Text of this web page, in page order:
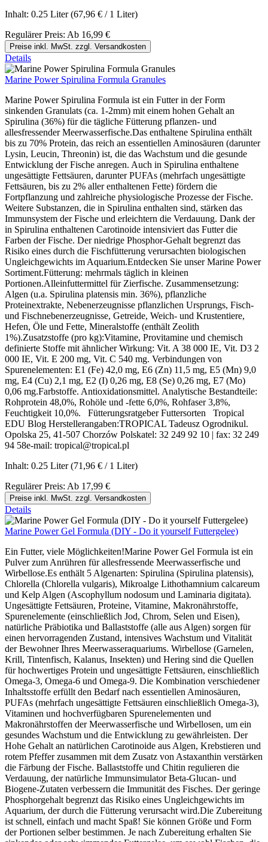
Inhalt: 0.25 Liter(67,96 € / 1 Liter)
Regulärer Preis: Ab 16,99 €
Preise inkl. MwSt. zzgl. Versandkosten
Details
Marine Power Spirulina Formula Granules
Marine Power Spirulina Formula ist ein Futter in der Form
sinkenden Granulats (ca. 1-2mm) mit einem hohen Gehalt an
Spirulina (36%) für die tägliche Fütterung pflanzen- und
allesfressender Meerwasserfische.Das enthaltene Spirulina enthält
bis zu 70% Protein, das reich an essentiellen Aminosäuren (darunter
Lysin, Leucin, Threonin) ist, die das Wachstum und die gesunde
Entwicklung der Fische anregen. Auch in Spirulina enthaltene
ungesättigte Fettsäuren, darunter PUFAs (mehrfach ungesättigte
Fettsäuren, bis zu 2% aller enthaltenen Fette) fördern die
Fortpflanzung und zahlreiche physiologische Prozesse der Fische.
Weitere Substanzen, die in Spirulina enthalten sind, stärken das
Immunsystem der Fische und erleichtern die Verdauung. Dank der
in Spirulina enthaltenen Carotinoide intensiviert das Futter die
Farben der Fische. Der niedrige Phosphor-Gehalt begrenzt das
Risiko eines durch die Fischfütterung verursachten biologischen
Ungleichgewichts im Aquarium.Entdecken Sie unser Marine Power
Sortiment.Fütterung: mehrmals täglich in kleinen
Portionen.Alleinfuttermittel für Zierfische. Zusammensetzung:
Algen (u.a. Spirulina platensis min. 36%), pflanzliche
Proteinextrakte, Nebenerzeugnisse pflanzlichen Ursprungs, Fisch-
und Fischnebenerzeugnisse, Getreide, Weich- und Krustentiere,
Hefen, Öle und Fette, Mineralstoffe (enthält Zeolith
1%).Zusatzstoffe (pro kg):Vitamine, Provitamine und chemisch
definierte Stoffe mit ähnlicher Wirkung: Vit. A 38 000 IE, Vit. D3 2
000 IE, Vit. E 200 mg, Vit. C 540 mg. Verbindungen von
Spurenelementen: E1 (Fe) 42,0 mg, E6 (Zn) 11,5 mg, E5 (Mn) 9,0
mg, E4 (Cu) 2,1 mg, E2 (I) 0,26 mg, E8 (Se) 0,26 mg, E7 (Mo)
0,06 mg.Farbstoffe. Antioxidationsmittel. Analytische Bestandteile:
Rohprotein 48,0%, Rohöle und -fette 6,0%, Rohfaser 3,8%,
Feuchtigkeit 10,0%. Fütterungsratgeber Futtersorten Tropical
EDU Blog Herstellerangaben:TROPICAL Tadeusz Ogrodnikul.
Opolska 25, 41-507 Chorzów Polskatel: 32 249 92 10 | fax: 32 249
94 58e-mail: tropical@tropical.pl
Inhalt: 0.25 Liter(71,96 € / 1 Liter)
Regulärer Preis: Ab 17,99 €
Preise inkl. MwSt. zzgl. Versandkosten
Details
Marine Power Gel Formula (DIY - Do it yourself Futtergelee)
Ein Futter, viele Möglichkeiten!Marine Power Gel Formula ist ein
Pulver zum Anrühren für allesfressende Meerwasserfische und
Wirbellose.Es enthält 5 Algenarten: Spirulina (Spirulina platensis),
Chlorella (Chlorella vulgaris), Mikroalge Lithothamnium calcareum
und Kelp Algen (Ascophyllum nodosum und Laminaria digitata).
Ungesättigte Fettsäuren, Proteine, Vitamine, Makronährstoffe,
Spurenelemente (einschließlich Jod, Chrom, Selen und Eisen),
natürliche Präbiotika und Ballaststoffe (alle aus Algen) sorgen für
einen hervorragenden Zustand, intensives Wachstum und Vitalität
der Bewohner Ihres Meerwasseraquariums. Wirbellose (Garnelen,
Krill, Tintenfisch, Kalanus, Insekten) und Hering sind die Quellen
für hochwertiges Protein und ungesättigte Fettsäuren, einschließlich
Omega-3, Omega-6 und Omega-9. Die Kombination verschiedener
Inhaltsstoffe erfüllt den Bedarf nach essentiellen Aminosäuren,
PUFAs (mehrfach ungesättigte Fettsäuren einschließlich Omega-3),
Vitaminen und hochverfügbaren Spurenelementen und
Makronährstoffen der Meerwasserfische und Wirbellosen, um ein
gesundes Wachstum und die Entwicklung zu gewährleisten. Der
Hohe Gehalt an natürlichen Carotinoide aus Algen, Krebstieren und
rotem Pfeffer zusammen mit dem Zusatz von Astaxanthin verstärken
die Färbung der Fische. Ballaststoffe und Chitin regulieren die
Verdauung, der natürliche Immunsimulator Beta-Glucan- und
Biogene-Zutaten verbessern die Immunität des Fisches. Der geringe
Phosphorgehalt begrenzt das Risiko eines Ungleichgewichts im
Aquarium, der durch die Fütterung verursacht wird.Die Zubereitung
ist schnell, einfach und macht Spaß! Sie können Größe und Form
der Portionen selber bestimmen. Je nach Zubereitung erhalten Sie